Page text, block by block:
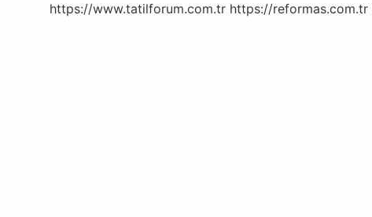
https://www.tatilforum.com.tr https://reformas.com.tr